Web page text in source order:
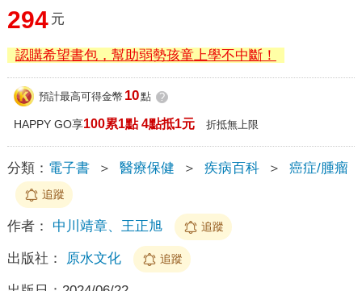
294 元
認購希望書包，幫助弱勢孩童上學不中斷！
預計最高可得金幣 10點 ?
HAPPY GO享100累1點 4點抵1元 折抵無上限
分類： 電子書 ＞ 醫療保健 ＞ 疾病百科 ＞ 癌症/腫瘤
追蹤
作者： 中川靖章、王正旭 追蹤
出版社： 原水文化 追蹤